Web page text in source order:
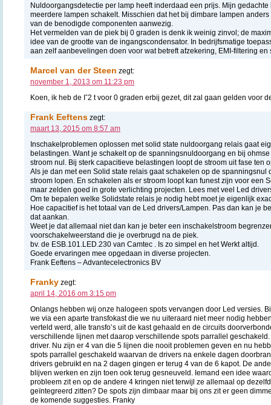
Nuldoorgangsdetectie per lamp heeft inderdaad een prijs. Mijn
meerdere lampen schakelt. Misschien dat het bij dimbare lampen
van de benodigde componenten aanwezig.
Het vermelden van de piek bij 0 graden is denk ik weinig zinvol; de
idee van de grootte van de ingangscondensator. In bedrijfsmatige
aan zelf aanbevelingen doen voor wat betreft afzekering, EMI-filtering en
Marcel van der Steen zegt:
november 1, 2013 om 11:23 pm
Koen, ik heb de Iˆ2 t voor 0 graden erbij gezet, dit zal gaan gelden voor
Frank Eeftens zegt:
maart 13, 2015 om 8:57 am
Inschakelproblemen oplossen met solid state nuldoorgang relais gaat
belastingen. Want je schakelt op de spanningsnuldoorgang en bij
stroom nul. Bij sterk capacitieve belastingen loopt de stroom uit fase ten
Als je dan met een Solid state relais gaat schakelen op de spanningsnul
stroom lopen. En schakelen als er stroom loopt kan funest zijn voor een
maar zelden goed in grote verlichting projecten. Lees met veel Led
Om te bepalen welke Solidstate relais je nodig hebt moet je eigenlijk
Hoe capacitief is het totaal van de Led drivers/Lampen. Pas dan kan je
dat aankan.
Weet je dat allemaal niet dan kan je beter een inschakelstroom
voorschakelweerstand die je overbrugd na de piek.
bv. de ESB.101.LED.230 van Camtec . Is zo simpel en het Werkt altijd.
Goede ervaringen mee opgedaan in diverse projecten.
Frank Eeftens – Advantecelectronics BV
Franky zegt:
april 14, 2016 om 3:15 pm
Onlangs hebben wij onze halogeen spots vervangen door Led versies.
we via een aparte transfokast die we nu uiteraard niet meer nodig
verteld werd, alle transfo’s uit de kast gehaald en de circuits
verschillende lijnen met daarop verschillende spots parrallel
driver. Nu zijn er 4 van die 5 lijnen die nooit problemen geven en nu
spots parrallel geschakeld waarvan de drivers na enkele dagen
drivers gebruikt en na 2 dagen gingen er terug 4 van de 6 kapot. De
blijven werken en zijn toen ook terug gesneuveld. Iemand een idee
probleem zit en op de andere 4 kringen niet terwijl ze allemaal op
geïntegreerd zitten? De spots zijn dimbaar maar bij ons zit er geen
de komende suggesties. Franky